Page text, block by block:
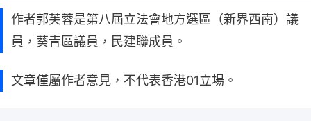
作者郭芙蓉是第八屆立法會地方選區（新界西南）議
員，葵青區議員，民建聯成員。
文章僅屬作者意見，不代表香港01立場。